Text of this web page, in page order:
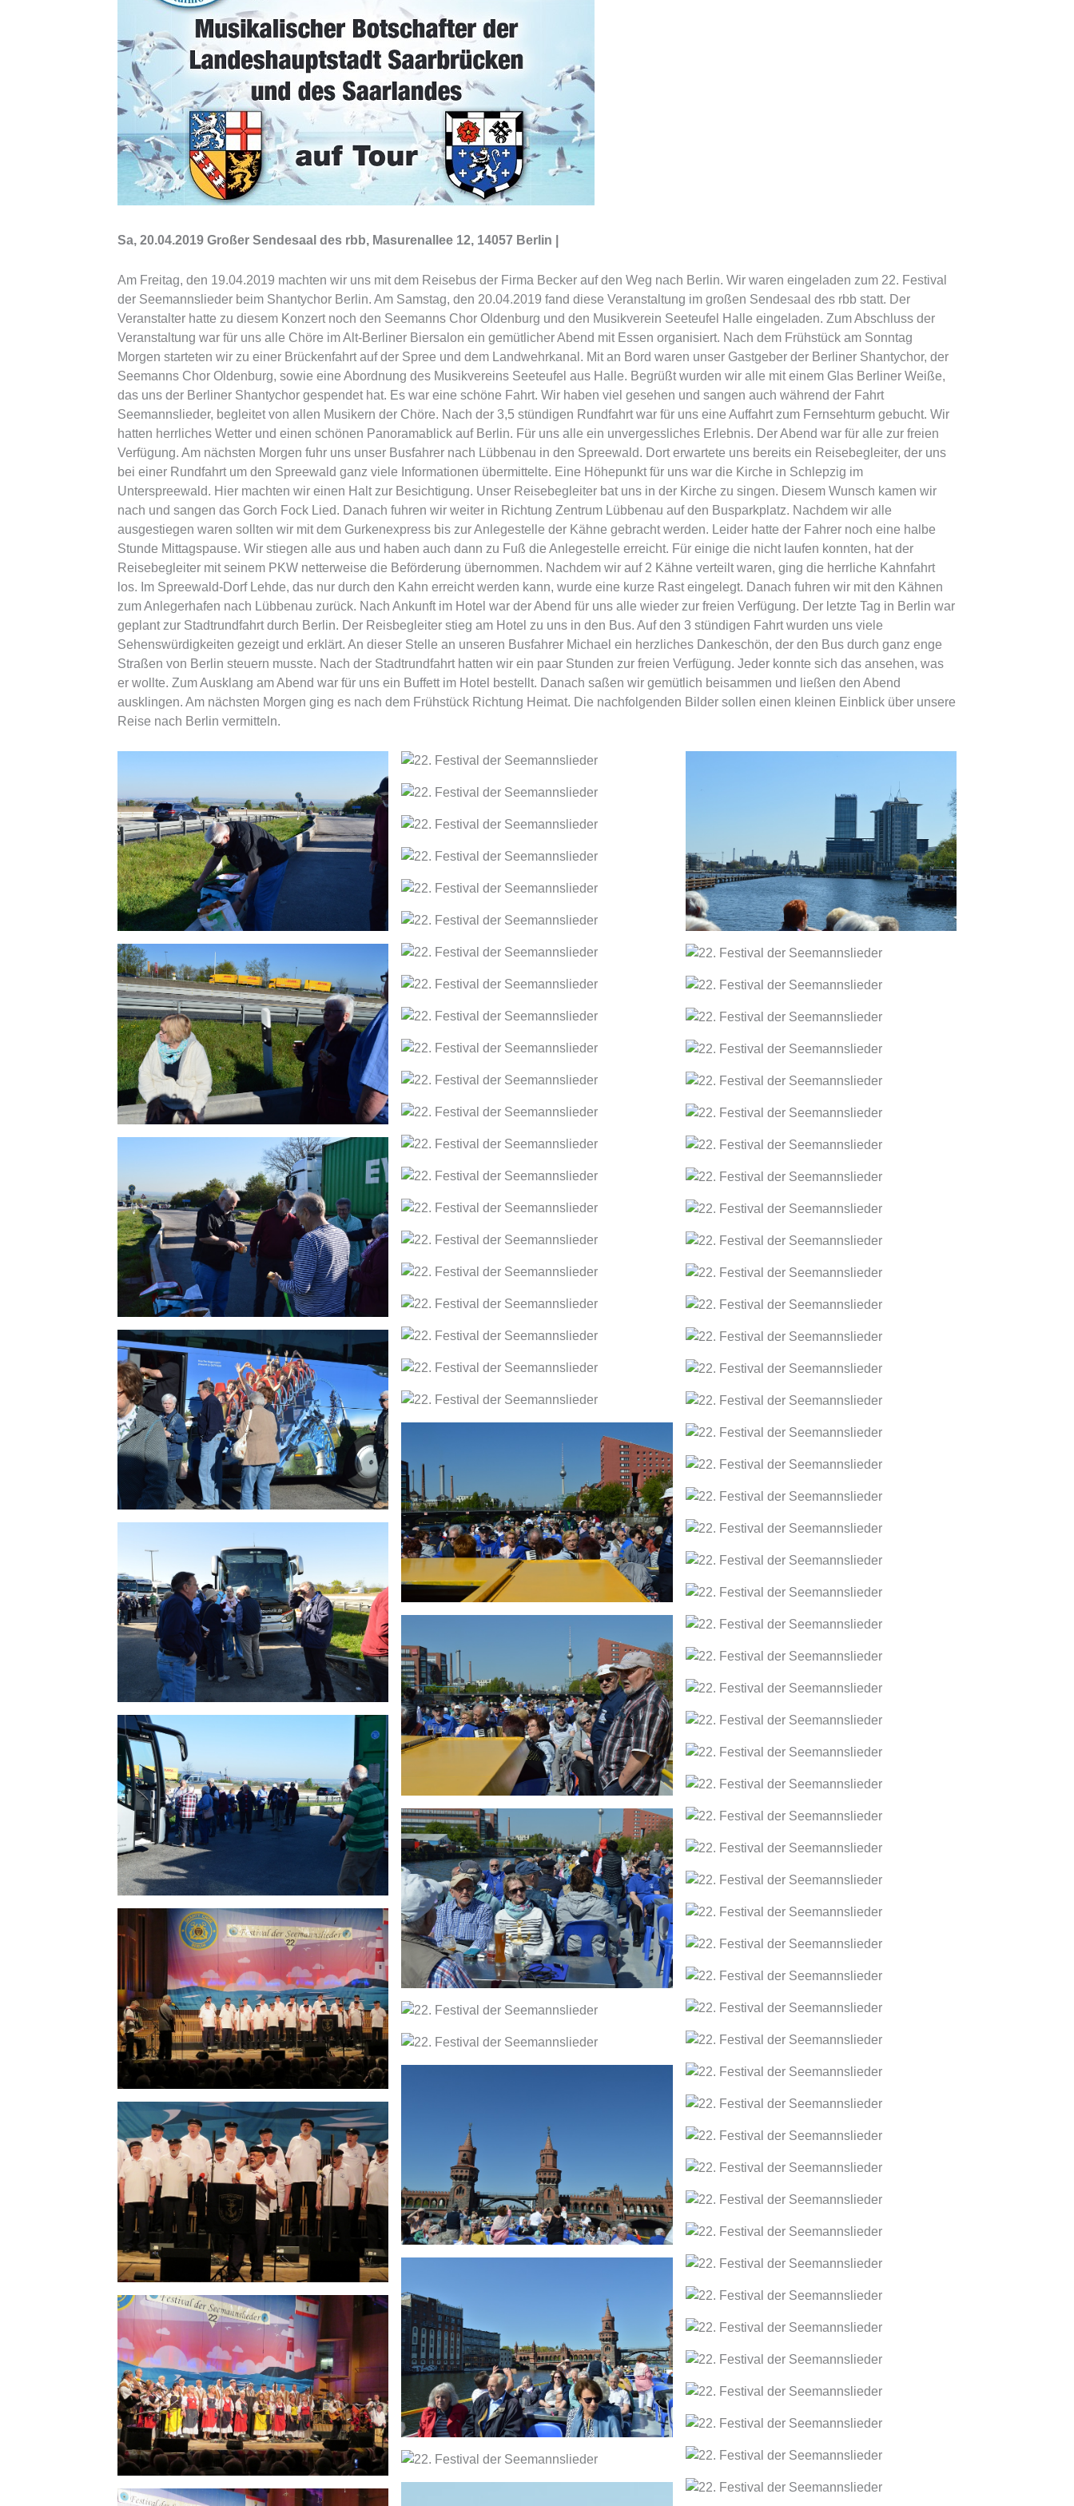
Sa, 20.04.2019 Großer Sendesaal des rbb, Masurenallee 12, 14057 Berlin |
Am Freitag, den 19.04.2019 machten wir uns mit dem Reisebus der Firma Becker auf den Weg nach Berlin. Wir waren eingeladen zum 22. Festival
der Seemannslieder beim Shantychor Berlin. Am Samstag, den 20.04.2019 fand diese Veranstaltung im großen Sendesaal des rbb statt. Der
Veranstalter hatte zu diesem Konzert noch den Seemanns Chor Oldenburg und den Musikverein Seeteufel Halle eingeladen. Zum Abschluss der
Veranstaltung war für uns alle Chöre im Alt-Berliner Biersalon ein gemütlicher Abend mit Essen organisiert. Nach dem Frühstück am Sonntag
Morgen starteten wir zu einer Brückenfahrt auf der Spree und dem Landwehrkanal. Mit an Bord waren unser Gastgeber der Berliner Shantychor, der
Seemanns Chor Oldenburg, sowie eine Abordnung des Musikvereins Seeteufel aus Halle. Begrüßt wurden wir alle mit einem Glas Berliner Weiße,
das uns der Berliner Shantychor gespendet hat. Es war eine schöne Fahrt. Wir haben viel gesehen und sangen auch während der Fahrt
Seemannslieder, begleitet von allen Musikern der Chöre. Nach der 3,5 stündigen Rundfahrt war für uns eine Auffahrt zum Fernsehturm gebucht. Wir
hatten herrliches Wetter und einen schönen Panoramablick auf Berlin. Für uns alle ein unvergessliches Erlebnis. Der Abend war für alle zur freien
Verfügung. Am nächsten Morgen fuhr uns unser Busfahrer nach Lübbenau in den Spreewald. Dort erwartete uns bereits ein Reisebegleiter, der uns
bei einer Rundfahrt um den Spreewald ganz viele Informationen übermittelte. Eine Höhepunkt für uns war die Kirche in Schlepzig im
Unterspreewald. Hier machten wir einen Halt zur Besichtigung. Unser Reisebegleiter bat uns in der Kirche zu singen. Diesem Wunsch kamen wir
nach und sangen das Gorch Fock Lied. Danach fuhren wir weiter in Richtung Zentrum Lübbenau auf den Busparkplatz. Nachdem wir alle
ausgestiegen waren sollten wir mit dem Gurkenexpress bis zur Anlegestelle der Kähne gebracht werden. Leider hatte der Fahrer noch eine halbe
Stunde Mittagspause. Wir stiegen alle aus und haben auch dann zu Fuß die Anlegestelle erreicht. Für einige die nicht laufen konnten, hat der
Reisebegleiter mit seinem PKW netterweise die Beförderung übernommen. Nachdem wir auf 2 Kähne verteilt waren, ging die herrliche Kahnfahrt
los. Im Spreewald-Dorf Lehde, das nur durch den Kahn erreicht werden kann, wurde eine kurze Rast eingelegt. Danach fuhren wir mit den Kähnen
zum Anlegerhafen nach Lübbenau zurück. Nach Ankunft im Hotel war der Abend für uns alle wieder zur freien Verfügung. Der letzte Tag in Berlin war
geplant zur Stadtrundfahrt durch Berlin. Der Reisbegleiter stieg am Hotel zu uns in den Bus. Auf den 3 stündigen Fahrt wurden uns viele
Sehenswürdigkeiten gezeigt und erklärt. An dieser Stelle an unseren Busfahrer Michael ein herzliches Dankeschön, der den Bus durch ganz enge
Straßen von Berlin steuern musste. Nach der Stadtrundfahrt hatten wir ein paar Stunden zur freien Verfügung. Jeder konnte sich das ansehen, was
er wollte. Zum Ausklang am Abend war für uns ein Buffett im Hotel bestellt. Danach saßen wir gemütlich beisammen und ließen den Abend
ausklingen. Am nächsten Morgen ging es nach dem Frühstück Richtung Heimat. Die nachfolgenden Bilder sollen einen kleinen Einblick über unsere
Reise nach Berlin vermitteln.